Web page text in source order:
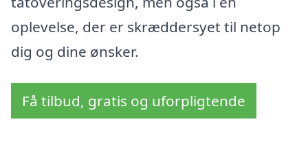
oplevelse, der er skræddersyet til netop
dig og dine ønsker.
Få tilbud, gratis og uforpligtende